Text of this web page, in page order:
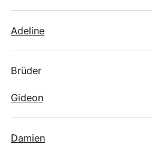
Adeline
Brüder
Gideon
Damien